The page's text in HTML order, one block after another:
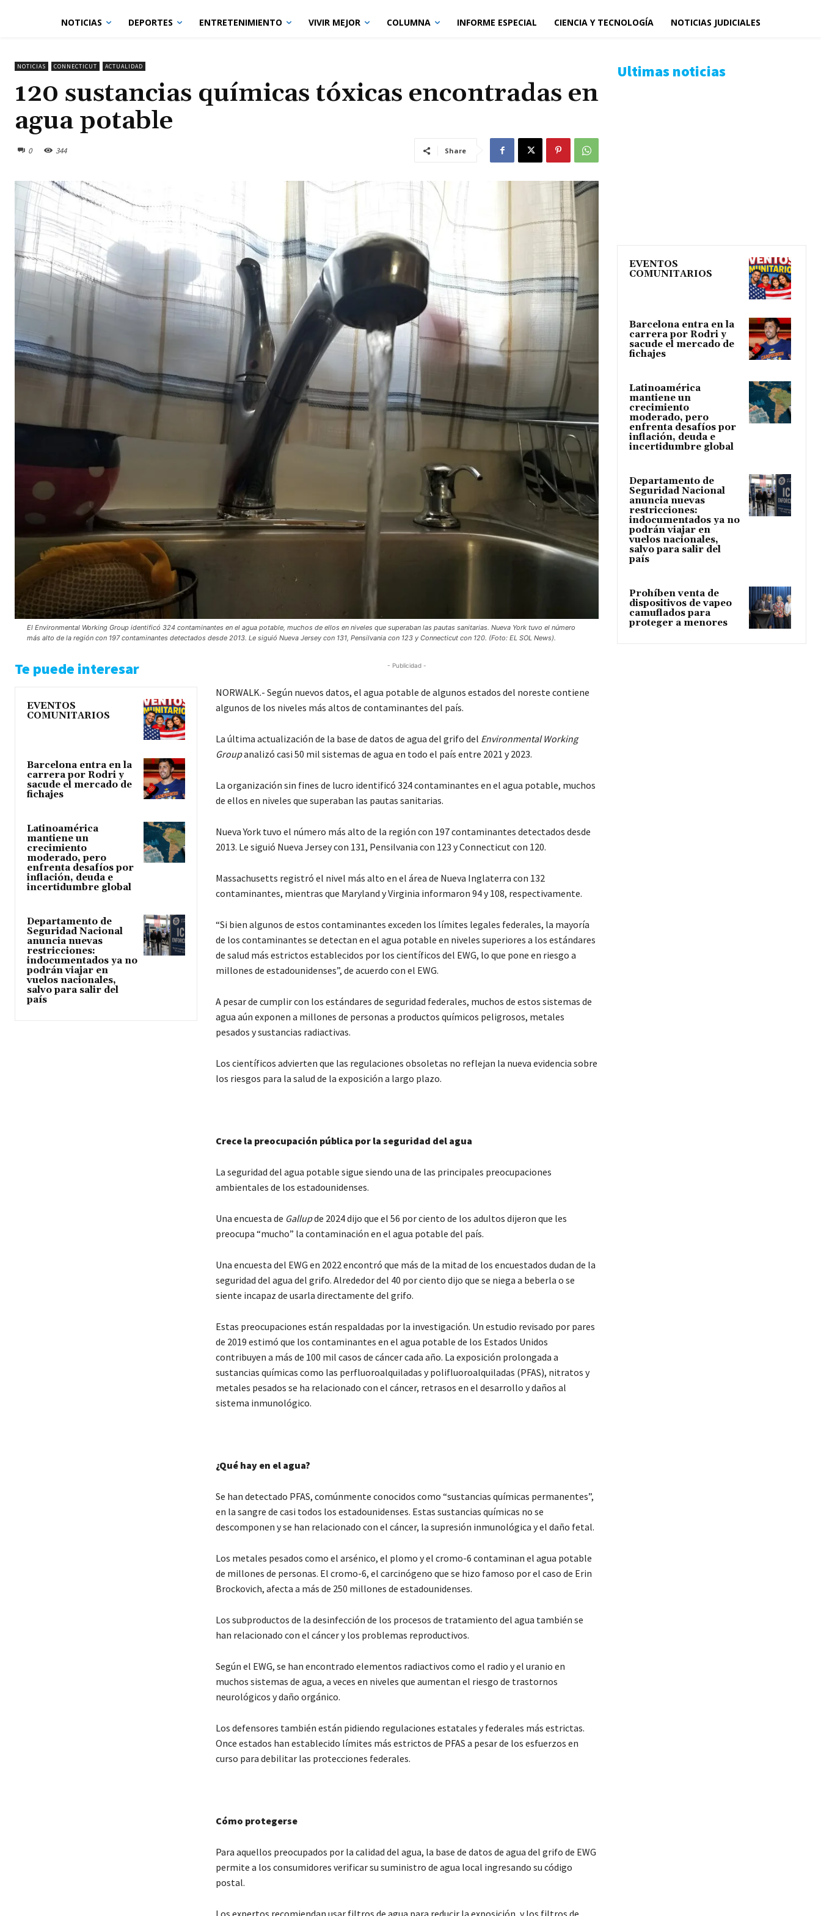
NOTICIAS DEPORTES ENTRETENIMIENTO VIVIR MEJOR COLUMNA INFORME ESPECIAL CIENCIA Y TECNOLOGÍA NOTICIAS JUDICIALES
NOTICIAS CONNECTICUT ACTUALIDAD
120 sustancias químicas tóxicas encontradas en
agua potable
0 344 Share
El Environmental Working Group identificó 324 contaminantes en el agua potable, muchos de ellos en niveles que superaban las pautas sanitarias. Nueva York tuvo el número
más alto de la región con 197 contaminantes detectados desde 2013. Le siguió Nueva Jersey con 131, Pensilvania con 123 y Connecticut con 120. (Foto: EL SOL News).
Te puede interesar
EVENTOS
COMUNITARIOS
Barcelona entra en la
carrera por Rodri y
sacude el mercado de
fichajes
Latinoamérica
mantiene un
crecimiento
moderado, pero
enfrenta desafíos por
inflación, deuda e
incertidumbre global
Departamento de
Seguridad Nacional
anuncia nuevas
restricciones:
indocumentados ya no
podrán viajar en
vuelos nacionales,
salvo para salir del
país
- Publicidad -
NORWALK.- Según nuevos datos, el agua potable de algunos estados del noreste contiene
algunos de los niveles más altos de contaminantes del país.
La última actualización de la base de datos de agua del grifo del Environmental Working
Groupanalizó casi 50 mil sistemas de agua en todo el país entre 2021 y 2023.
La organización sin fines de lucro identificó 324 contaminantes en el agua potable, muchos
de ellos en niveles que superaban las pautas sanitarias.
Nueva York tuvo el número más alto de la región con 197 contaminantes detectados desde
2013. Le siguió Nueva Jersey con 131, Pensilvania con 123 y Connecticut con 120.
Massachusetts registró el nivel más alto en el área de Nueva Inglaterra con 132
contaminantes, mientras que Maryland y Virginia informaron 94 y 108, respectivamente.
“Si bien algunos de estos contaminantes exceden los límites legales federales, la mayoría
de los contaminantes se detectan en el agua potable en niveles superiores a los estándares
de salud más estrictos establecidos por los científicos del EWG, lo que pone en riesgo a
millones de estadounidenses”, de acuerdo con el EWG.
A pesar de cumplir con los estándares de seguridad federales, muchos de estos sistemas de
agua aún exponen a millones de personas a productos químicos peligrosos, metales
pesados ​​y sustancias radiactivas.
Los científicos advierten que las regulaciones obsoletas no reflejan la nueva evidencia sobre
los riesgos para la salud de la exposición a largo plazo.
Crece la preocupación pública por la seguridad del agua
La seguridad del agua potable sigue siendo una de las principales preocupaciones
ambientales de los estadounidenses.
Una encuesta de Gallupde 2024 dijo que el 56 por ciento de los adultos dijeron que les
preocupa “mucho” la contaminación en el agua potable del país.
Una encuesta del EWG en 2022 encontró que más de la mitad de los encuestados dudan de la
seguridad del agua del grifo. Alrededor del 40 por ciento dijo que se niega a beberla o se
siente incapaz de usarla directamente del grifo.
Estas preocupaciones están respaldadas por la investigación. Un estudio revisado por pares
de 2019 estimó que los contaminantes en el agua potable de los Estados Unidos
contribuyen a más de 100 mil casos de cáncer cada año. La exposición prolongada a
sustancias químicas como las perfluoroalquiladas y polifluoroalquiladas (PFAS), nitratos y
metales pesados ​​se ha relacionado con el cáncer, retrasos en el desarrollo y daños al
sistema inmunológico.
¿Qué hay en el agua?
Se han detectado PFAS, comúnmente conocidos como “sustancias químicas permanentes”,
en la sangre de casi todos los estadounidenses. Estas sustancias químicas no se
descomponen y se han relacionado con el cáncer, la supresión inmunológica y el daño fetal.
Los metales pesados ​​como el arsénico, el plomo y el cromo-6 contaminan el agua potable
de millones de personas. El cromo-6, el carcinógeno que se hizo famoso por el caso de Erin
Brockovich, afecta a más de 250 millones de estadounidenses.
Los subproductos de la desinfección de los procesos de tratamiento del agua también se
han relacionado con el cáncer y los problemas reproductivos.
Según el EWG, se han encontrado elementos radiactivos como el radio y el uranio en
muchos sistemas de agua, a veces en niveles que aumentan el riesgo de trastornos
neurológicos y daño orgánico.
Los defensores también están pidiendo regulaciones estatales y federales más estrictas.
Once estados han establecido límites más estrictos de PFAS a pesar de los esfuerzos en
curso para debilitar las protecciones federales.
Cómo protegerse
Para aquellos preocupados por la calidad del agua, la base de datos de agua del grifo de EWG
permite a los consumidores verificar su suministro de agua local ingresando su código
postal.
Los expertos recomiendan usar filtros de agua para reducir la exposición, y los filtros de
Ultimas noticias
EVENTOS
COMUNITARIOS
Barcelona entra en la
carrera por Rodri y
sacude el mercado de
fichajes
Latinoamérica
mantiene un
crecimiento
moderado, pero
enfrenta desafíos por
inflación, deuda e
incertidumbre global
Departamento de
Seguridad Nacional
anuncia nuevas
restricciones:
indocumentados ya no
podrán viajar en
vuelos nacionales,
salvo para salir del
país
Prohíben venta de
dispositivos de vapeo
camuflados para
proteger a menores